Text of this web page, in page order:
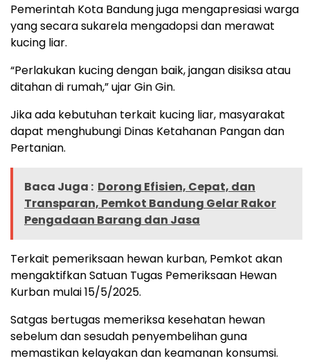
Pemerintah Kota Bandung juga mengapresiasi warga
yang secara sukarela mengadopsi dan merawat
kucing liar.
“Perlakukan kucing dengan baik, jangan disiksa atau
ditahan di rumah,” ujar Gin Gin.
Jika ada kebutuhan terkait kucing liar, masyarakat
dapat menghubungi Dinas Ketahanan Pangan dan
Pertanian.
Baca Juga : Dorong Efisien, Cepat, dan
Transparan, Pemkot Bandung Gelar Rakor
Pengadaan Barang dan Jasa
Terkait pemeriksaan hewan kurban, Pemkot akan
mengaktifkan Satuan Tugas Pemeriksaan Hewan
Kurban mulai 15/5/2025.
Satgas bertugas memeriksa kesehatan hewan
sebelum dan sesudah penyembelihan guna
memastikan kelayakan dan keamanan konsumsi.